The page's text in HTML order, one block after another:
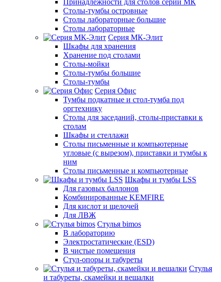
Принадлежности для столов серии МК
Столы-тумбы островные
Столы лабораторные большие
Столы лабораторные
Серия МК-Элит
Шкафы для хранения
Хранение под столами
Столы-мойки
Столы-тумбы большие
Столы-тумбы
Серия Офис
Тумбы подкатные и стол-тумба под
оргтехнику
Столы для заседаний, столы-приставки к
столам
Шкафы и стеллажи
Столы письменные и компьютерные
угловые (с вырезом), приставки и тумбы к
ним
Столы письменные и компьютерные
Шкафы и тумбы LSS
Для газовых баллонов
Комбинированные KEMFIRE
Для кислот и щелочей
Для ЛВЖ
Стулья bimos
В лабораторию
Электростатические (ESD)
В чистые помещения
Стул-опоры и табуреты
Стулья
и табуреты, скамейки и вешалки